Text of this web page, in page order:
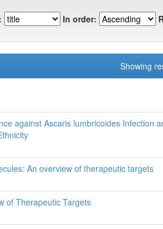
In order:
Showing
against Ascaris lumbricoides Infection
An overview of therapeutic targets
of Therapeutic Targets